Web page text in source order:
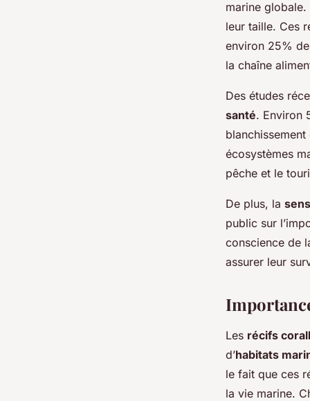
marine
leur taille. Ces
environ 25%
la chaîne
Des études
santé. Environ
écosystèmes
pêche et le
De plus, la
public sur
conscience de
assurer leur
Les récifs
d’habitats
le fait que ces
la vie marine.